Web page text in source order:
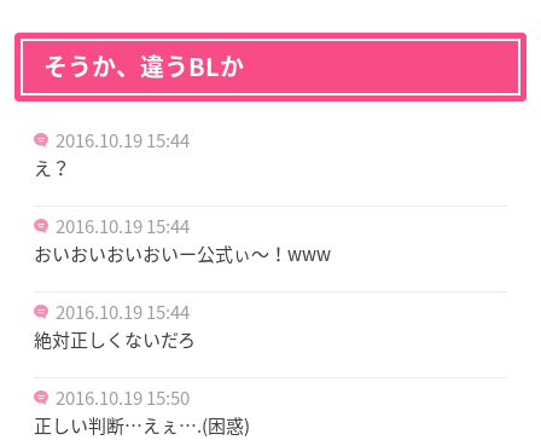
そうか、違うBLか
2016.10.19 15:44
え？
2016.10.19 15:44
おいおいおいおいー公式ぃ〜！www
2016.10.19 15:44
絶対正しくないだろ
2016.10.19 15:50
正しい判断…えぇ….(困惑)